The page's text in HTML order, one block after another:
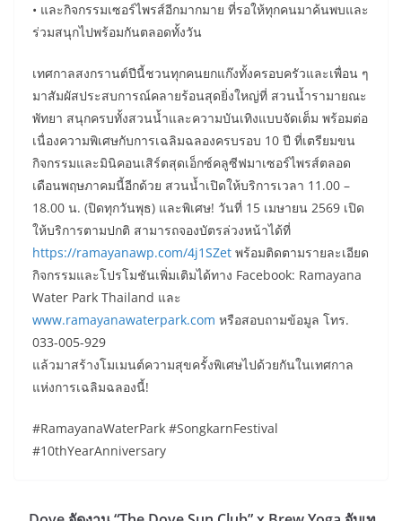
• และกิจกรรมเซอร์ไพรส์อีกมากมาย ที่รอให้ทุกคนมาค้นพบและ
ร่วมสนุกไปพร้อมกันตลอดทั้งวัน
เทศกาลสงกรานต์ปีนี้ชวนทุกคนยกแก๊งทั้งครอบครัวและเพื่อน ๆ
มาสัมผัสประสบการณ์คลายร้อนสุดยิ่งใหญ่ที่ สวนน้ำรามายณะ
พัทยา สนุกครบทั้งสวนน้ำและความบันเทิงแบบจัดเต็ม พร้อมต่อ
เนื่องความพิเศษกับการเฉลิมฉลองครบรอบ 10 ปี ที่เตรียมขน
กิจกรรมและมินิคอนเสิร์ตสุดเอ็กซ์คลูซีฟมาเซอร์ไพรส์ตลอด
เดือนพฤษภาคมนี้อีกด้วย สวนน้ำเปิดให้บริการเวลา 11.00 –
18.00 น. (ปิดทุกวันพุธ) และพิเศษ! วันที่ 15 เมษายน 2569 เปิด
ให้บริการตามปกติ สามารถจองบัตรล่วงหน้าได้ที่
https://ramayanawp.com/4j1SZet พร้อมติดตามรายละเอียด
กิจกรรมและโปรโมชันเพิ่มเติมได้ทาง Facebook: Ramayana
Water Park Thailand และ
www.ramayanawaterpark.com หรือสอบถามข้อมูล โทร.
033-005-929
แล้วมาสร้างโมเมนต์ความสุขครั้งพิเศษไปด้วยกันในเทศกาล
แห่งการเฉลิมฉลองนี้!
#RamayanaWaterPark #SongkarnFestival
#10thYearAnniversary